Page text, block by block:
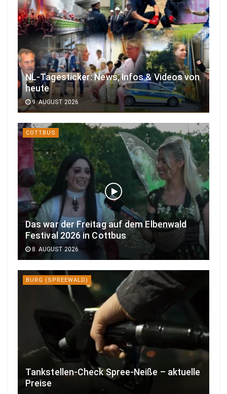
NL-Tagesticker: News, Infos & Videos von
heute
9. AUGUST 2026
COTTBUS
Das war der Freitag auf dem Elbenwald
Festival 2026 in Cottbus
8. AUGUST 2026
BURG (SPREEWALD)
Tankstellen-Check Spree-Neiße – aktuelle
Preise